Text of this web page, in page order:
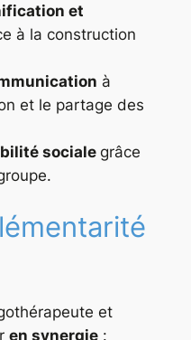
et
à la construction
à
et le partage des
sociale grâce
et
en synergie: